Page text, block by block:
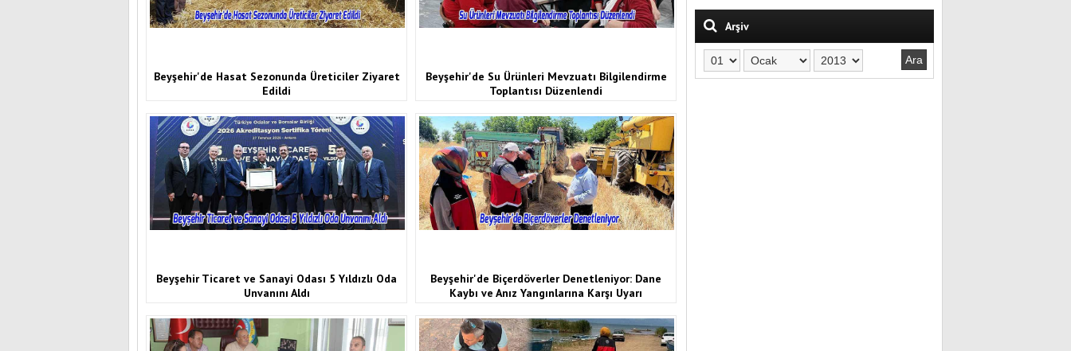
Beyşehir'de Hasat Sezonunda Üreticiler Ziyaret
Edildi
Beyşehir'de Su Ürünleri Mevzuatı Bilgilendirme
Toplantısı Düzenlendi
Beyşehir Ticaret ve Sanayi Odası 5 Yıldızlı Oda
Unvanını Aldı
Beyşehir'de Biçerdöverler Denetleniyor: Dane
Kaybı ve Anız Yangınlarına Karşı Uyarı
Arşiv